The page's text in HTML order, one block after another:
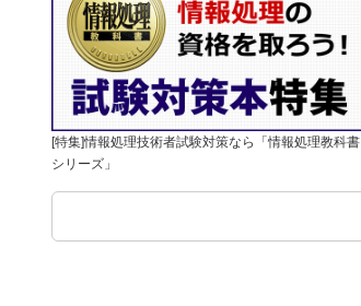
[特集]情報処理技術者試験対策なら「情報処理教科書
シリーズ」